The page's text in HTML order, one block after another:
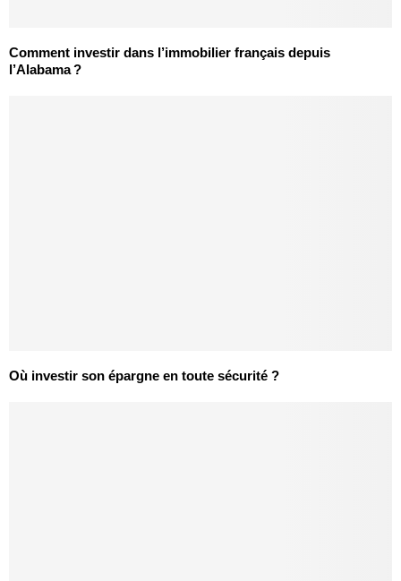
Comment investir dans l’immobilier français depuis
l’Alabama ?
Où investir son épargne en toute sécurité ?